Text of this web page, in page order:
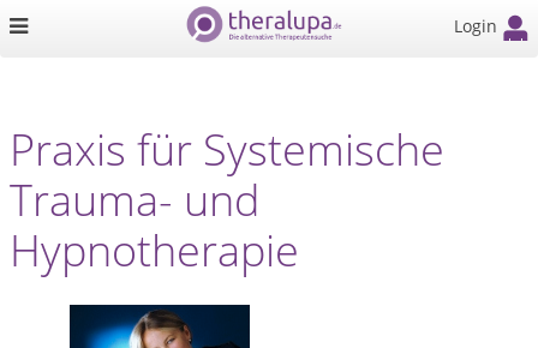
Login
Praxis für Systemische
Trauma- und
Hypnotherapie